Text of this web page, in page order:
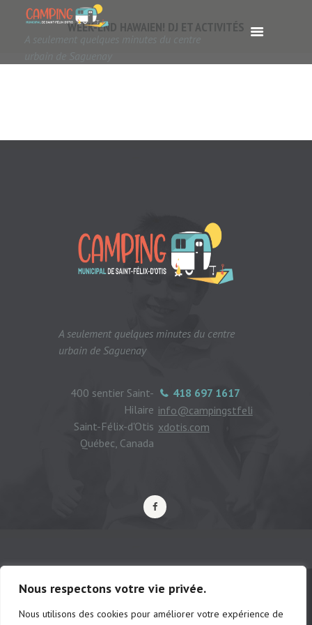
Nous respectons votre vie privée.
Nous utilisons des cookies pour améliorer votre expérience de
A seulement quelques minutes du centre
urbain de Saguenay
WEEK-END HAWAIEN! DJ ET ACTIVITÉS
A seulement quelques minutes du centre
urbain de Saguenay
418 697 1617
info@campingstfeli
xdotis.com
400 sentier Saint-
Hilaire
Saint-Félix-d'Otis
Québec, Canada
© Camping municipal de St-Félix d'Otis,